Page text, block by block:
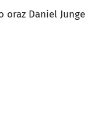
oraz Daniel Junge